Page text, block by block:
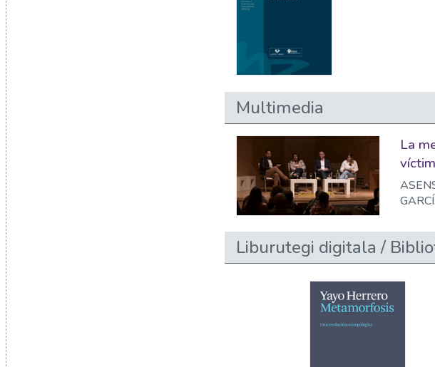
Multimedia
La
Liburutegi digitala /